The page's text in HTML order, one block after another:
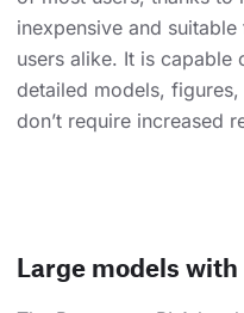
inexpensive and
users alike. It is
detailed models,
don’t require increased
Large models